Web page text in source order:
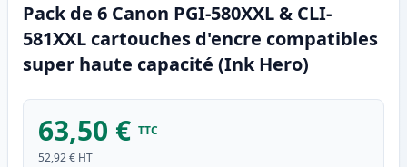
Pack de 6 Canon PGI-580XXL & CLI-
581XXL cartouches d'encre compatibles
super haute capacité (Ink Hero)
63,50 € TTC
52,92 € HT